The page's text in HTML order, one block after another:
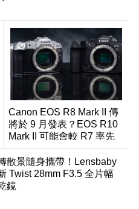
Canon EOS R8 Mark II 傳
將於 9 月發表？EOS R10
Mark II 可能會較 R7 率先
推出
散景隨身攜帶！Lensbaby
Twist 28mm F3.5 全片幅
鏡